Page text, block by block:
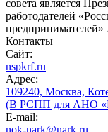
совета является
работодателей
Контакты
Сайт:
nspkrf.ru
Адрес:
109240, Москва,
(В РСПП для АНО
E-mail:
nok-nark@nark.ru